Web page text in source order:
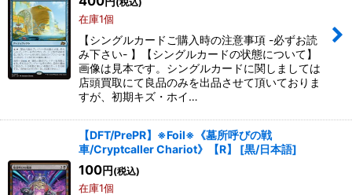
在庫1個
【シングルカードご購入時の注意事項 -必ずお読
み下さい- 】【シングルカードの状態について】
画像は見本です。シングルカードに関しましては
店頭買取にて良品のみを出品させて頂いておりま
すが、初期キズ・ホイ…
【DFT/PrePR】※Foil※《墓所呼びの戦
車/Cryptcaller Chariot》【R】
[黒/日本語]
100円 (税込)
在庫1個